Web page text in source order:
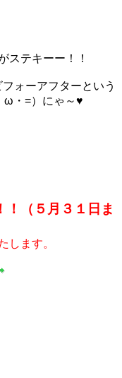
ステキーー！！
ォーアフターという
ω・=）にゃ～♥
！（５月３１日ま
します。